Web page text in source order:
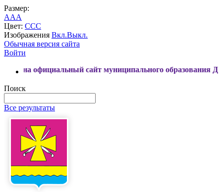
Размер:
AAA
Цвет: CCC
Изображения Вкл.Выкл.
Обычная версия сайта
Войти
сайт муниципального образования Динской
Поиск
Все результаты